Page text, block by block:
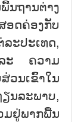
ຖານຕ່າງ
ຄ່ອງກັບ
ະປະເທດ,
ະ ຄວາມ
ວນເຂົ້າໃນ
ລະພາບ,
ຢູ່ພາກພື້ນ